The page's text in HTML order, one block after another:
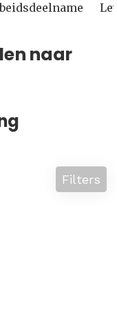
naar
Filters